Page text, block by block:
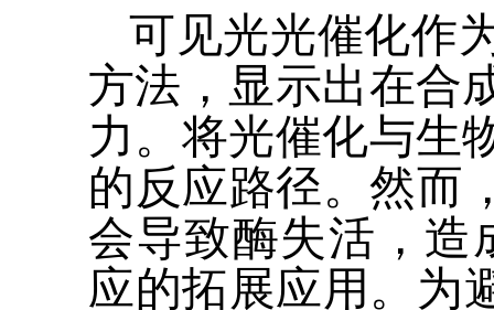
可见光光催化作
方法，显示出在合
力。将光催化与生
的反应路径。然而
会导致酶失活，造
应的拓展应用。为